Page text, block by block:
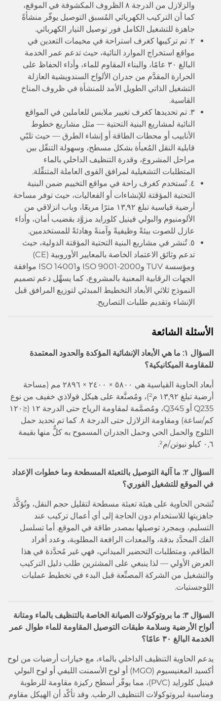
والزلازل من الدرجة ٨ الظروف المكشوفة في الموقع،
كما أن التركيب الكهربائي المُسبق التوصيل يوفّر منشأةً
جاهزة للتشغيل الكامل فور توصيل التيار الكهربائي.
٢. تم تركيبها كغرف استراحة في مخيمات التعدين في
مواقع استخراج الموارد النائية، حيث تدعم عمر الخدمة
البالغ ٣٠ عامًا، والبناء المقاوم للماء، وأداء الحفاظ على
الحرارة المقدَّم من جدران الألواح السندويشية العازلة
التشغيل الذاتي الطويل الأمد للمنشأة في ظروف المناخ
القاسية.
٣. تم تحديدها كغرف تغيير ملابس للعاملين في المواقع
النائية لمشاريع البنية التحتية — مثل مشاريع خطوط
الأنابيب أو محطات الطاقة أو إنشاء الطرق — حيث تلبّي
قابلية النقل المُعبأة بشكل مسطح، وسهولة التنقّل بين
مراحل المشروع، وقدرة التنظيف الداخلي بالماء
المتطلبات التشغيلية لمرافق القوى العاملة المتنقِّلة.
٤. تُستخدم كغرف راحة في مواقع التخييم ضمن البنية
التحتية المؤقتة للإنشاءات أو الفعاليات، حيث توفر مساحة
أرضية قياسية تبلغ ١٣,٩٢ مترًا مربعًا، وباب انزلاقي من
الألومنيوم والبولي فينيل كلورايد مزوَّد بقضيب أمان، وأداء
عازل للصوت بيئةً وظيفيةً وآمنةً وهادئةً للمستخدمين.
٥. تُنشر في مشاريع البنية التحتية المؤقتة الدولية، حيث
تدعم وثائق الاعتماد الخاصة بالمعايير الأوروبية (CE)
ومؤسسة TUV وISO 9001-2000 وISO 14001 موافقة
الجهات الرقابية المعنية بالمشروع، كما يسهِّل دعم تصميم
النموذج ثلاثي الأبعاد التخطيط المبدئي لتوزيع المرافق قبل
الإنشاء وتقديم طلبات التصاريح.
الأسئلة الشائعة
السؤال ١: ما هي الأبعاد الإنشائية المؤكدة والحدود المعتمدة
للمقاومة الميكانيكية؟
أبعاد الحاوية القياسية هي ٥٨٠٠ × ٢٤٠٠ × ٢٨٩٦ مم (مساحة
أرضية تبلغ ١٣,٩٢ م²)، ومُصنَّعة على هيكل فولاذي خفيف من نوع
Q235 أو Q345، ومُصمَّمة لمقاومة الرياح حتى الدرجة ١٢ (≤١٢٠
كم/ساعة) ومقاومة الزلازل حتى الدرجة ٨. كما تم تحديد حمل
الثلوج والحمل الحي وحمل الجدران المسموح به كلٌّ منها بقيمة
٠,٦ كيلو نيوتن/م².
السؤال ٢: ما آلية التوصيل بالتعبئة المسطحة وما خطوات الإعداد
في الموقع للتشغيل الفوري؟
تُشحن الحاوية على هيئة تعبئة مسطحة لتقليل حجم النقل، وتُؤكَّد
جاهزيتها للاستخدام دون الحاجة إلى أي أعمال تركيب عند
التسليم، وبمجرد توصيلها بمصدر طاقة في الموقع. أما تسلسل
الفك المحدَّد بدقة، والمعدات الرافعة المطلوبة، وعدد أفراد
الطاقم، ومتطلبات التحضير الميداني، فهي غير مُحدَّدة في هذا
العرض الأولي — لذا ينبغي على المشترين طلب دليل التركيب
والتشغيل من الشركة المصنِّعة قبل البدء في تخطيط عمليات
اللوجستيات.
السؤال ٣: ما بروتوكولات الصيانة الخاصة بالتنظيف بالماء ومتانة
ألواح الأرضية وسلامة طبقات التوصيل المقاومة للماء طوال عمر
الخدمة البالغ ٣٠ عامًا؟
يدعم الحاوية التنظيف الداخلي بالماء، مع خيارات أرضيات من لوح
أكسيد المغنيسيوم (MGO) أو لوح الأسمنت الليفي أو لوح البولي
فينيل كلورايد (PVC)، مما يوفّر أسطح ركيزة مقاومة للرطوبة
ومناسبة لبروتوكولات التنظيف الرطب. وقد تأكّد أن الهيكل مقاوم